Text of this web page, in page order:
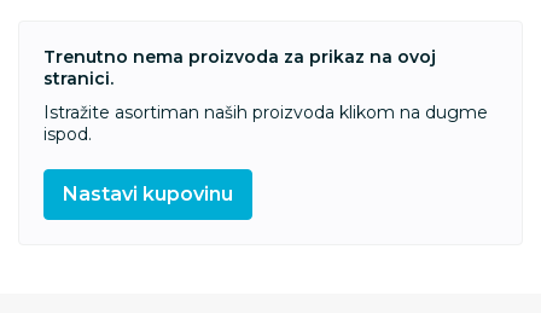
Trenutno nema proizvoda za prikaz na ovoj
stranici.
Istražite asortiman naših proizvoda klikom na dugme
ispod.
Nastavi kupovinu